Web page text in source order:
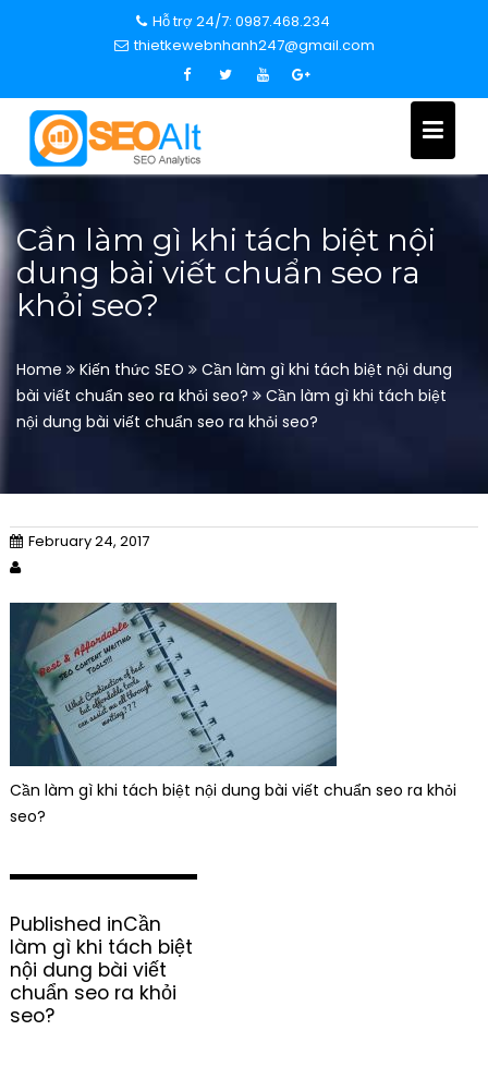
c
n
Hỗ trợ 24/7: 0987.468.234
thietkewebnhanh247@gmail.com
Cần làm gì khi tách biệt nội
dung bài viết chuẩn seo ra
khỏi seo?
Home Kiến thức SEO
Cần làm gì khi tách biệt nội dung
bài viết chuẩn seo ra khỏi seo?
Cần làm gì khi tách biệt
nội dung bài viết chuẩn seo ra khỏi seo?
February 24, 2017
Cần làm gì khi tách biệt nội dung bài viết chuẩn seo ra khỏi
seo?
o
s
t
n
a
Published inCần
làm gì khi tách biệt
nội dung bài viết
chuẩn seo ra khỏi
seo?